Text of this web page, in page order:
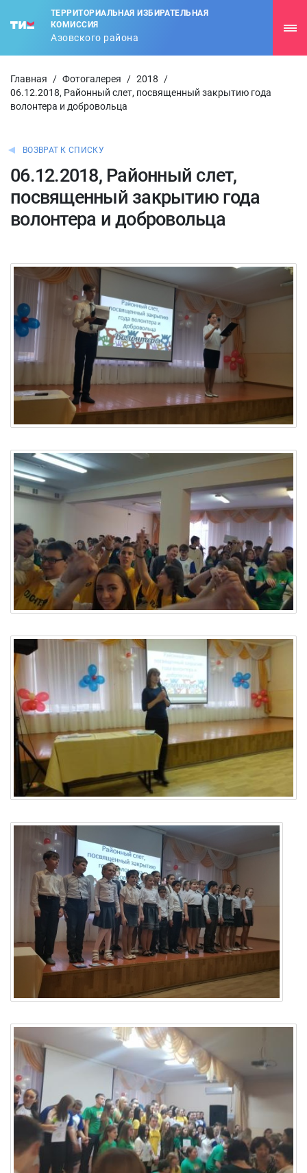
ТЕРРИТОРИАЛЬНАЯ ИЗБИРАТЕЛЬНАЯ
КОМИССИЯ
Азовского района
Главная / Фотогалерея / 2018
/
06.12.2018, Районный слет, посвященный закрытию года
волонтера и добровольца
ВОЗВРАТ К СПИСКУ
06.12.2018, Районный слет,
посвященный закрытию года
волонтера и добровольца